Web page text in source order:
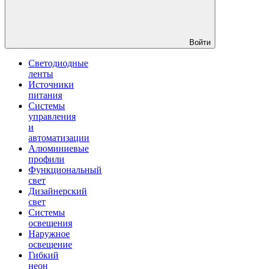
Войти
Светодиодные
ленты
Источники
питания
Системы
управления
и
автоматизации
Алюминиевые
профили
Функциональный
свет
Дизайнерский
свет
Системы
освещения
Наружное
освещение
Гибкий
неон